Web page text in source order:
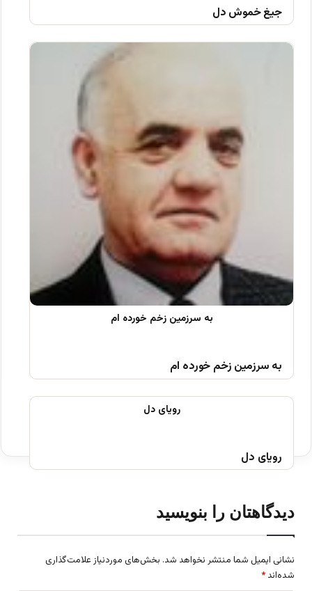
جیغ خموش دل
به سرزمین زخم خورده ام
رویای دل
دیدگاهتان را بنویسید
نشانی ایمیل شما منتشر نخواهد شد. بخش‌های موردنیاز علامت‌گذاری
شده‌اند *